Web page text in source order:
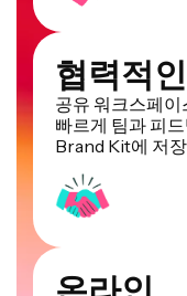
협력적인
공유 워크스페
빠르게 팀과 피
Brand Kit에 저